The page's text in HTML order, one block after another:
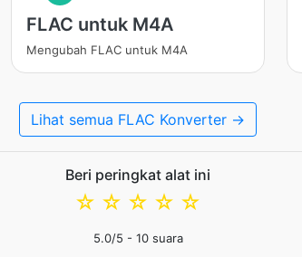
FLAC untuk M4A
Mengubah FLAC untuk M4A
Lihat semua FLAC Konverter →
Beri peringkat alat ini
☆
☆
☆
☆
☆
5.0/5 - 10suara